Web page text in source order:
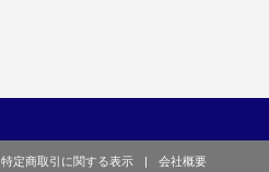
特定商取引に関する表示 |
会社概要